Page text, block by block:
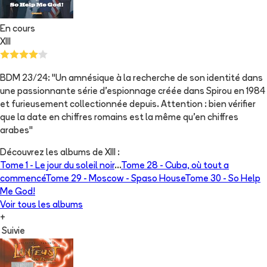
En cours
XIII
BDM 23/24: "Un amnésique à la recherche de son identité dans
une passionnante série d'espionnage créée dans Spirou en 1984
et furieusement collectionnée depuis. Attention : bien vérifier
que la date en chiffres romains est la même qu'en chiffres
arabes"
Découvrez les albums de XIII :
Tome 1 - Le jour du soleil noir...Tome 28 - Cuba, où tout a
commencéTome 29 - Moscow - Spaso HouseTome 30 - So Help
Me God!
Voir tous les albums
+
Suivie